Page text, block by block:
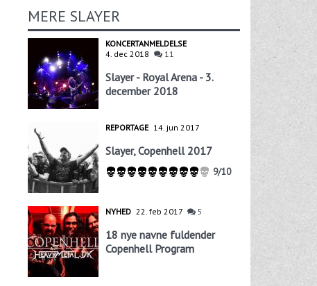
MERE SLAYER
KONCERTANMELDELSE
4. dec 2018
11
Slayer - Royal Arena - 3.
december 2018
REPORTAGE 14. jun 2017
Slayer, Copenhell 2017
9/10
NYHED 22. feb 2017 5
18 nye navne fuldender
Copenhell Program